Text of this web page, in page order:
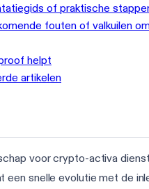
of praktische
fouten of valkuilen
helpt
artikelen
voor crypto-activa
een snelle evolutie met de